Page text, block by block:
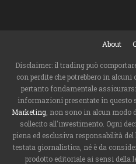
About
Disclaimer: il trading può
con perdite che potrebbero in
pertanto fondamentale
informazioni presentate in questo
Marketing, non sono in alcun modo
sollecito all'investimento. Ogni
piena ed esclusiva responsabilità
testata giornalistica, né è da
prodotto editoriale ai sensi della